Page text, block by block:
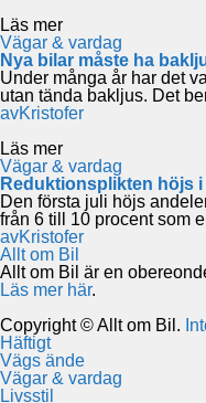
Läs mer
Vägar & vardag
Nya bilar måste ha
Under många år har det
utan tända bakljus. Det
avKristofer
Läs mer
Vägar & vardag
Reduktionsplikten höjs
Den första juli höjs
från 6 till 10 procent som
avKristofer
Allt om Bil
Allt om Bil är en
Läs mer här.
Copyright © Allt om Bil.
Häftigt
Vägs ände
Vägar & vardag
Livsstil